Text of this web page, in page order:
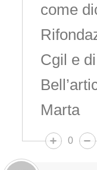
come
Cgil e
Marta
0